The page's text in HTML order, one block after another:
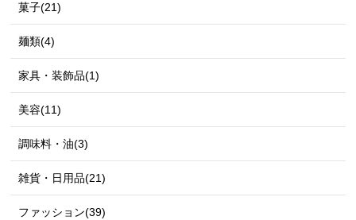
菓子(21)
麺類(4)
家具・装飾品(1)
美容(11)
調味料・油(3)
雑貨・日用品(21)
ファッション(39)